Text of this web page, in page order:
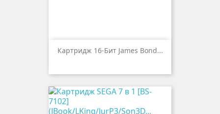
Картридж 16-Бит James Bond...